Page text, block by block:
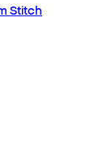
Stitch